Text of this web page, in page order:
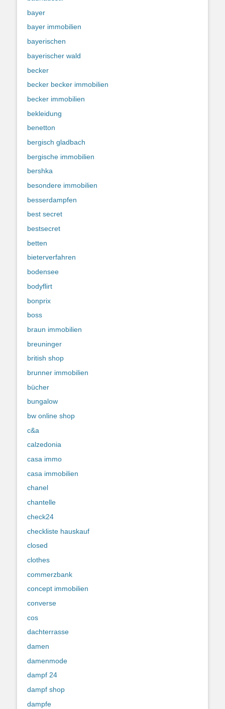
bayer
bayer immobilien
bayerischen
bayerischer wald
becker
becker becker immobilien
becker immobilien
bekleidung
benetton
bergisch gladbach
bergische immobilien
bershka
besondere immobilien
besserdampfen
best secret
bestsecret
betten
bieterverfahren
bodensee
bodyflirt
bonprix
boss
braun immobilien
breuninger
british shop
brunner immobilien
bücher
bungalow
bw online shop
c&a
calzedonia
casa immo
casa immobilien
chanel
chantelle
check24
checkliste hauskauf
closed
clothes
commerzbank
concept immobilien
converse
cos
dachterrasse
damen
damenmode
dampf 24
dampf shop
dampfe